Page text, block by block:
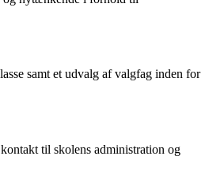
samt et udvalg af valgfag inden for
til skolens administration og